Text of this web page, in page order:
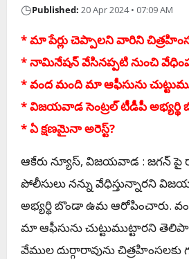
◷Published: 20 Apr 2024 • 07:09 AM
* మా పేర్లు చెప్పాల‌ని వారిని
* నామినేష‌న్ వేసిన‌ప్ప‌టి నుంచి
* వంద మంది మా ఆఫీసును
* విజ‌య‌వాడ సెంట్ర‌ల్ టీడీపీ
* ఏ క్ష‌ణ‌మైనా అరెస్ట్?
ఆకేరు న్యూస్‌, విజ‌య‌వాడ : జ‌గ‌న్
పోలీసులు న‌న్ను వేధిస్తున్నార‌ని
అభ్య‌ర్థి బొండా ఉమ ఆరోపించారు.
మా ఆఫీసును చుట్టుముట్టార‌ని
వేముల దుర్గారావును చిత్ర‌హింస‌ల‌కు